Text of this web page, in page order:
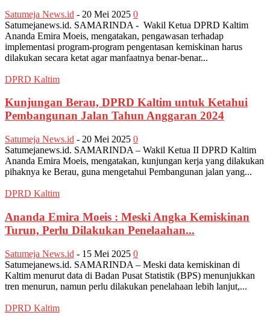
Satumeja News.id - 20 Mei 2025 0
Satumejanews.id. SAMARINDA - Wakil Ketua DPRD Kaltim
Ananda Emira Moeis, mengatakan, pengawasan terhadap
implementasi program-program pengentasan kemiskinan harus
dilakukan secara ketat agar manfaatnya benar-benar...
DPRD Kaltim
Kunjungan Berau, DPRD Kaltim untuk Ketahui
Pembangunan Jalan Tahun Anggaran 2024
Satumeja News.id - 20 Mei 2025 0
Satumejanews.id. SAMARINDA – Wakil Ketua II DPRD Kaltim
Ananda Emira Moeis, mengatakan, kunjungan kerja yang dilakukan
pihaknya ke Berau, guna mengetahui Pembangunan jalan yang...
DPRD Kaltim
Ananda Emira Moeis : Meski Angka Kemiskinan
Turun, Perlu Dilakukan Penelaahan...
Satumeja News.id - 15 Mei 2025 0
Satumejanews.id. SAMARINDA – Meski data kemiskinan di
Kaltim menurut data di Badan Pusat Statistik (BPS) menunjukkan
tren menurun, namun perlu dilakukan penelahaan lebih lanjut,...
DPRD Kaltim